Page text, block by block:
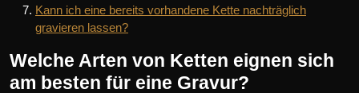
Kann ich eine bereits vorhandene Kette nachträglich
gravieren lassen?
Welche Arten von Ketten eignen sich
am besten für eine Gravur?